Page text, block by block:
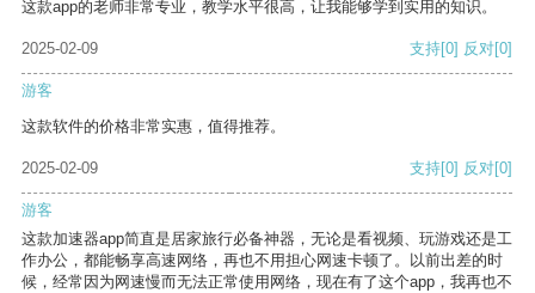
这款app的老师非常专业，教学水平很高，让我能够学到实用的知识。
2025-02-09 支持[0] 反对[0]
游客
这款软件的价格非常实惠，值得推荐。
2025-02-09 支持[0] 反对[0]
游客
这款加速器app简直是居家旅行必备神器，无论是看视频、玩游戏还是工
作办公，都能畅享高速网络，再也不用担心网速卡顿了。以前出差的时
候，经常因为网速慢而无法正常使用网络，现在有了这个app，我再也不